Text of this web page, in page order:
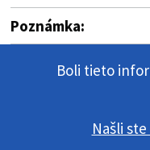
Poznámka:
Boli tieto
Našli